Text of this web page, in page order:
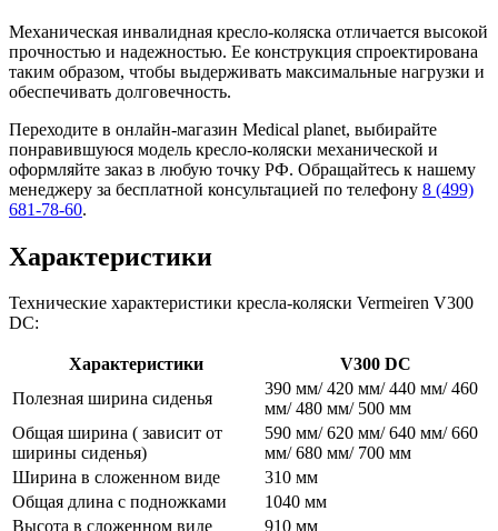
Механическая инвалидная кресло-коляска отличается высокой
прочностью и надежностью. Ее конструкция спроектирована
таким образом, чтобы выдерживать максимальные нагрузки и
обеспечивать долговечность.
Переходите в онлайн-магазин Medical planet, выбирайте
понравившуюся модель кресло-коляски механической и
оформляйте заказ в любую точку РФ. Обращайтесь к нашему
менеджеру за бесплатной консультацией по телефону 8 (499)
681-78-60.
Характеристики
Технические характеристики кресла-коляски Vermeiren V300
DC:
Характеристики
V300 DC
Полезная ширина сиденья
390 мм/ 420 мм/ 440 мм/ 460
мм/ 480 мм/ 500 мм
Общая ширина ( зависит от
ширины сиденья)
590 мм/ 620 мм/ 640 мм/ 660
мм/ 680 мм/ 700 мм
Ширина в сложенном виде
310 мм
Общая длина с подножками
1040 мм
Высота в сложенном виде
910 мм